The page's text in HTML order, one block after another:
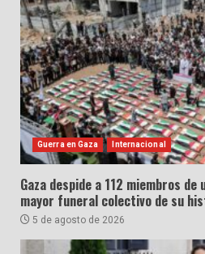
Guerra en Gaza Internacional
Gaza despide a 112 miembros
mayor funeral colectivo de su
5 de agosto de 2026